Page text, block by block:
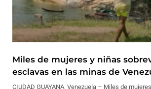
Miles de mujeres y niñas
esclavas en las minas de
CIUDAD GUAYANA, Venezuela – Miles de